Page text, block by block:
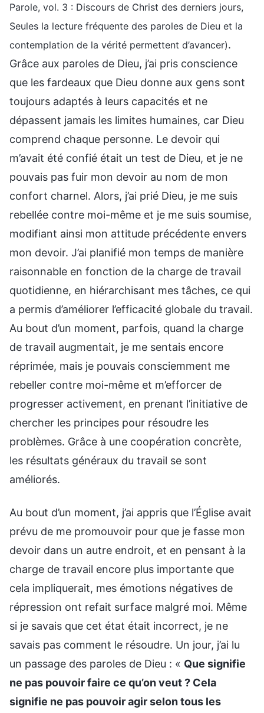
Parole, vol. 3 : Discours de Christ des derniers jours,
Seules la lecture fréquente des paroles de Dieu et la
contemplation de la vérité permettent d’avancer).
Grâce aux paroles de Dieu, j’ai pris conscience
que les fardeaux que Dieu donne aux gens sont
toujours adaptés à leurs capacités et ne
dépassent jamais les limites humaines, car Dieu
comprend chaque personne. Le devoir qui
m’avait été confié était un test de Dieu, et je ne
pouvais pas fuir mon devoir au nom de mon
confort charnel. Alors, j’ai prié Dieu, je me suis
rebellée contre moi-même et je me suis soumise,
modifiant ainsi mon attitude précédente envers
mon devoir. J’ai planifié mon temps de manière
raisonnable en fonction de la charge de travail
quotidienne, en hiérarchisant mes tâches, ce qui
a permis d’améliorer l’efficacité globale du travail.
Au bout d’un moment, parfois, quand la charge
de travail augmentait, je me sentais encore
réprimée, mais je pouvais consciemment me
rebeller contre moi-même et m’efforcer de
progresser activement, en prenant l’initiative de
chercher les principes pour résoudre les
problèmes. Grâce à une coopération concrète,
les résultats généraux du travail se sont
améliorés.
Au bout d’un moment, j’ai appris que l’Église avait
prévu de me promouvoir pour que je fasse mon
devoir dans un autre endroit, et en pensant à la
charge de travail encore plus importante que
cela impliquerait, mes émotions négatives de
répression ont refait surface malgré moi. Même
si je savais que cet état était incorrect, je ne
savais pas comment le résoudre. Un jour, j’ai lu
un passage des paroles de Dieu : « Que signifie
ne pas pouvoir faire ce qu’on veut ? Cela
signifie ne pas pouvoir agir selon tous les